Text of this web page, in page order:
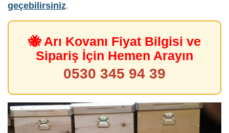
geçebilirsiniz.
🐝 Arı Kovanı Fiyat Bilgisi ve
Sipariş İçin Hemen Arayın
0530 345 94 39